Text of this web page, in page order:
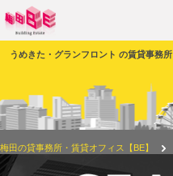
うめきた・グランフロント の賃貸事務所
梅田の貸事務所・賃貸オフィス【BE】